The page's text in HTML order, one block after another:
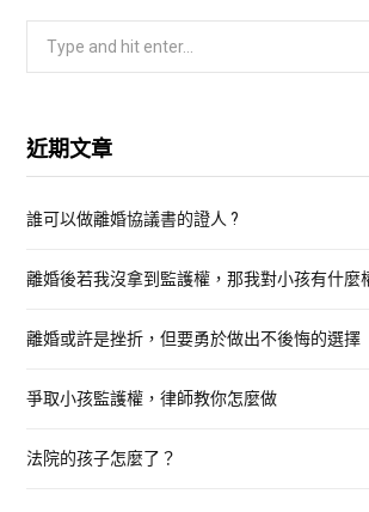
c
f
r
近期文章
誰可以做離婚協議書的證人 ?
離婚後若我沒拿到監護權，那我對小孩有什麼
離婚或許是挫折，但要勇於做出不後悔的選擇
爭取小孩監護權，律師教你怎麼做
法院的孩子怎麼了？